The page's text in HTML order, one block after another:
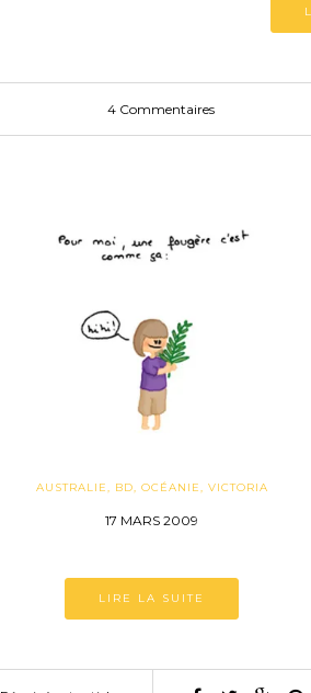
4 Commentaires
AUSTRALIE, BD, OCÉANIE, VICTORIA
17 MARS 2009
LIRE LA SUITE